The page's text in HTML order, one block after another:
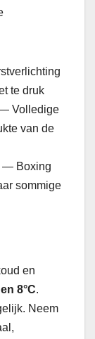
te druk
Volledige
van de
— Boxing
sommige
en
8°C.
Neem